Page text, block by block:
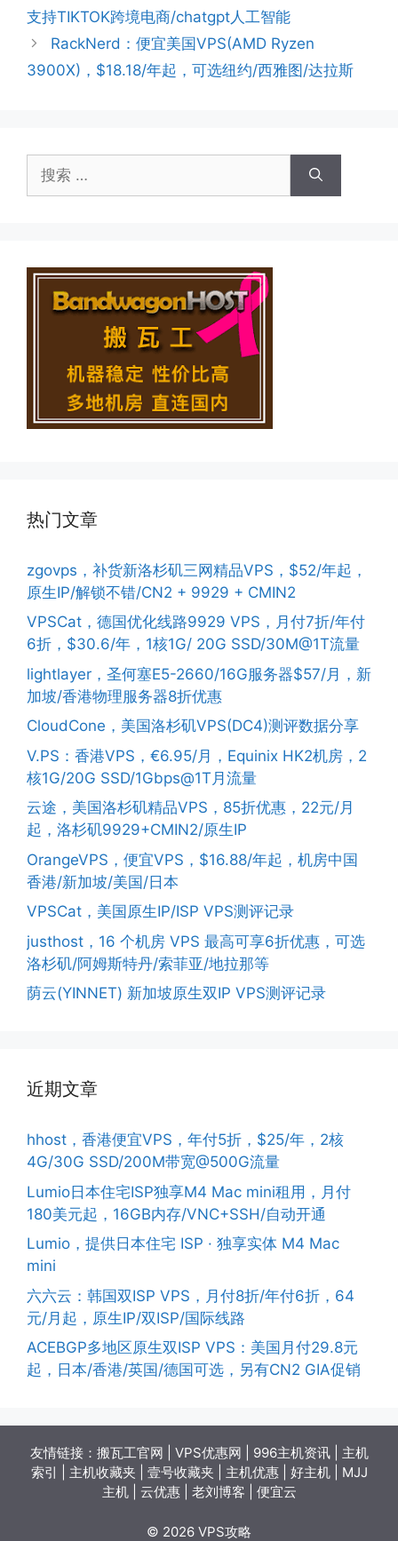
支持TIKTOK跨境电商/chatgpt人工智能
RackNerd：便宜美国VPS(AMD Ryzen
3900X)，$18.18/年起，可选纽约/西雅图/达拉斯
索：
热门文章
zgovps，补货新洛杉矶三网精品VPS，$52/年起，
原生IP/解锁不错/CN2 + 9929 + CMIN2
VPSCat，德国优化线路9929 VPS，月付7折/年付
6折，$30.6/年，1核1G/ 20G SSD/30M@1T流量
lightlayer，圣何塞E5-2660/16G服务器$57/月，新
加坡/香港物理服务器8折优惠
CloudCone，美国洛杉矶VPS(DC4)测评数据分享
V.PS：香港VPS，€6.95/月，Equinix HK2机房，2
核1G/20G SSD/1Gbps@1T月流量
云途，美国洛杉矶精品VPS，85折优惠，22元/月
起，洛杉矶9929+CMIN2/原生IP
OrangeVPS，便宜VPS，$16.88/年起，机房中国
香港/新加坡/美国/日本
VPSCat，美国原生IP/ISP VPS测评记录
justhost，16 个机房 VPS 最高可享6折优惠，可选
洛杉矶/阿姆斯特丹/索菲亚/地拉那等
荫云(YINNET) 新加坡原生双IP VPS测评记录
近期文章
hhost，香港便宜VPS，年付5折，$25/年，2核
4G/30G SSD/200M带宽@500G流量
Lumio日本住宅ISP独享M4 Mac mini租用，月付
180美元起，16GB内存/VNC+SSH/自动开通
Lumio，提供日本住宅 ISP · 独享实体 M4 Mac
mini
六六云：韩国双ISP VPS，月付8折/年付6折，64
元/月起，原生IP/双ISP/国际线路
ACEBGP多地区原生双ISP VPS：美国月付29.8元
起，日本/香港/英国/德国可选，另有CN2 GIA促销
友情链接： 搬瓦工官网 VPS优惠网 996主机资讯| 主机
索引
主机收藏夹 壹号收藏夹 主机优惠| 好主机| MJJ
主机| 云优惠| 老刘博客 便宜云
© 2026 VPS攻略